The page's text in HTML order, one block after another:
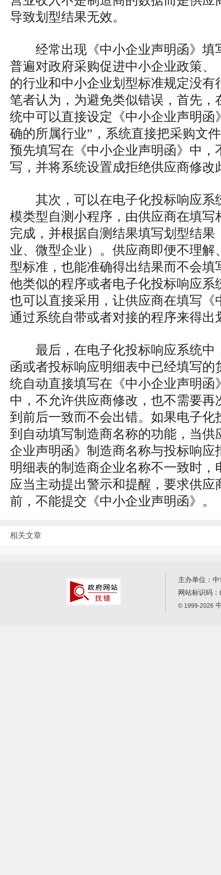
导致划型结果无效。
经常出现《中小企业声明函》填
普遍对政府采购促进中小企业政策、
的行业和中小企业划型标准规定没有
笔者认为，为避免类似错误，首先，
统中可以直接设定《中小企业声明函
确的所属行业”，系统直接把采购文
预先填写在《中小企业声明函》中，
写，并将系统设置成拒绝供应商修改
其次，可以在电子化投标响应系
模类型自测小程序，由供应商在填写
完成，并根据自测结果填写划型结果
业、微型企业）。供应商即便不理解
型标准，也能准确得出结果而不会填
他类似的程序或者电子化投标响应系
也可以直接采用，让供应商在填写《
通过系统自带或者对接的程序来得出
最后，在电子化投标响应系统中
函或者投标响应明细表中已经填写的
统自动直接填写在《中小企业声明函
中，不允许供应商修改，也不需要再
到前后一致而不会出错。如果电子化
到自动填写制造商名称的功能，当供
企业声明函》制造商名称与投标响应
明细表的制造商企业名称不一致时，
应当主动提出警示和提醒，要求供应
前，不能提交《中小企业声明函》。
相关文章
主办单位：
网站标识码：
© 1999-2026